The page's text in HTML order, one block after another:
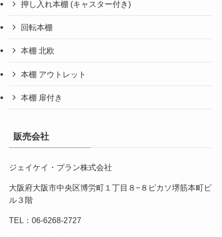
押し入れ本棚 (キャスター付き)
回転本棚
本棚 北欧
本棚 アウトレット
本棚 扉付き
販売会社
ジェイケイ・プラン株式会社
大阪府大阪市中央区博労町１丁目８−８ピカソ堺筋本町ビ
ル３階
TEL：06-6268-2727